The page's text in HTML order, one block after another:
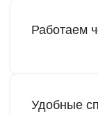
Работаем
Удобные